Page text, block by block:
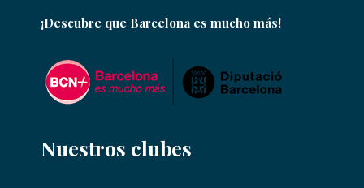
¡Descubre que Barcelona es mucho más!
Nuestros clubes